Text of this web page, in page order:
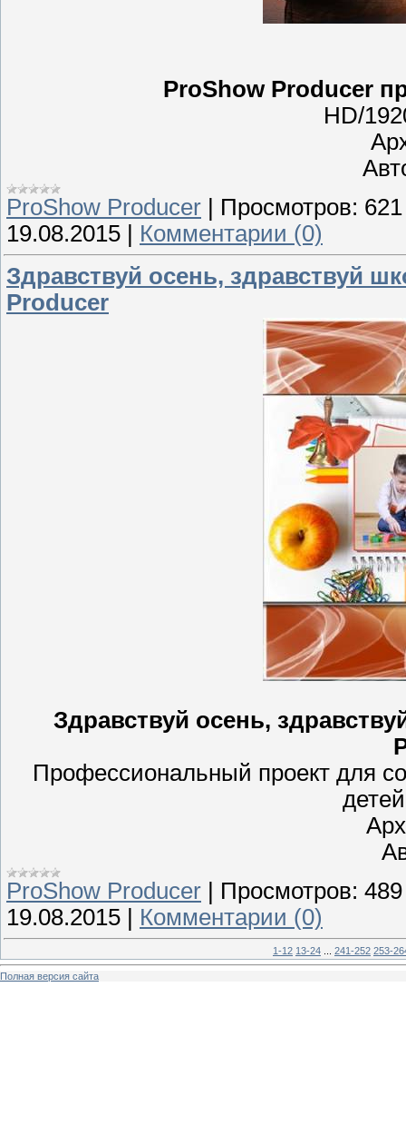
ProShow Producer
HD/
ProShow Producer | Просмотров: 621
19.08.2015 | Комментарии (0)
Здравствуй осень, здравствуй
Producer
Здравствуй осень,
Профессиональный проект для
ProShow Producer
Просмотров: 489
19.08.2015
Комментарии (0)
1-12 13-24 241-252 253-
Полная версия сайта